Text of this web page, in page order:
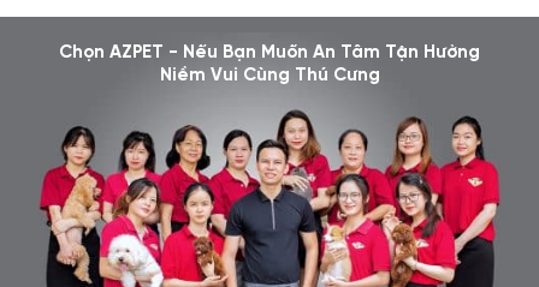
Chọn AZPET - Nếu Bạn Muốn An Tâm Tận Hưởng
Niềm Vui Cùng Thú Cưng